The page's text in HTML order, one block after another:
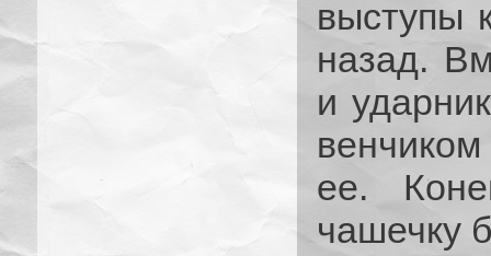
выступы
назад.
и
ее.
чашечку